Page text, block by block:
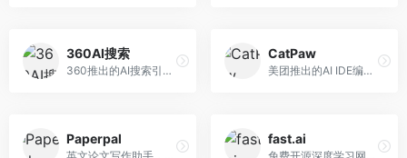
360AI搜索
360推出的AI搜索引擎，专注于安全智能搜索。面向普通用户，提供智能问答、网页搜索、内容整理等服务，安全防护能力强。
CatPaw
美团推出的AI IDE编程工具，专注于本地开发生态。面向开发者，提供智能代码补全、代码生成、项目管理等服务，本地开发体验好。
Paperpal
英文论文写作助手，专注于学术英语润色。面向需要发表国际期刊的研究者，提供语法检查、学术表达优化、格式规范等服务，英语表达地道专业。
fast.ai
免费开源深度学习网站，专注于实用AI教学。面向开发者，提供免费深度学习课程、实战项目、代码库等资源，学习门槛低。